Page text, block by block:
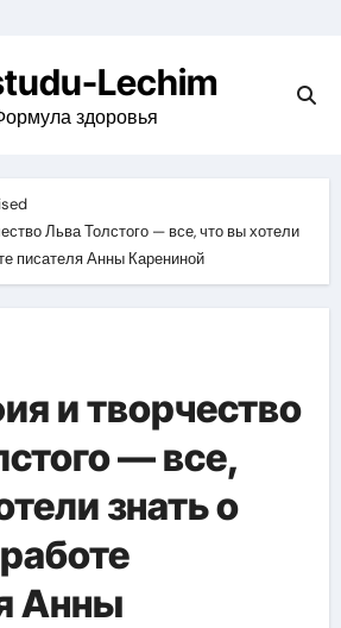
Lechim
здоровья
Льва Толстого — все, что вы хотели
писателя Анны Карениной
и творчество
— все,
знать о
Анны